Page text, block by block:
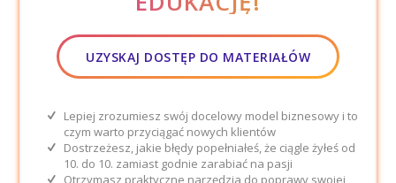
UZYSKAJ DOSTĘP DO MATERIAŁÓW
Lepiej zrozumiesz swój docelowy model biznesowy i to
czym warto przyciągać nowych klientów
Dostrzeżesz, jakie błędy popełniałeś, że ciągle żyłeś od
10. do 10. zamiast godnie zarabiać na pasji
Otrzymasz praktyczne narzędzia do poprawy swojej